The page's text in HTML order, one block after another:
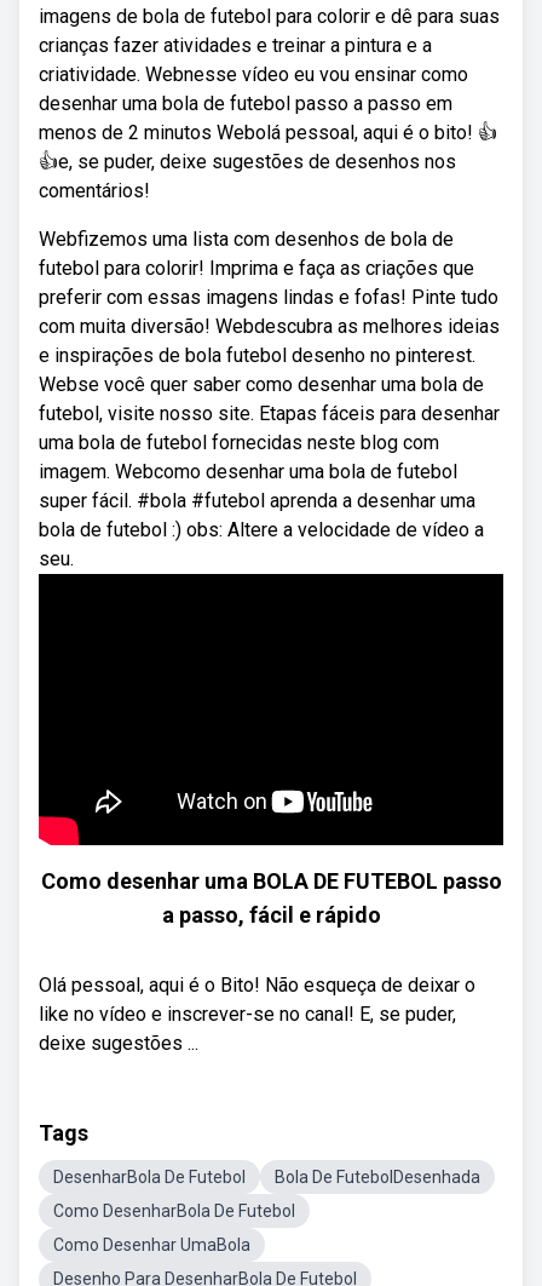
imagens de bola de futebol para colorir e dê para suas
crianças fazer atividades e treinar a pintura e a
criatividade. Webnesse vídeo eu vou ensinar como
desenhar uma bola de futebol passo a passo em
menos de 2 minutos Webolá pessoal, aqui é o bito! 👍
👍e, se puder, deixe sugestões de desenhos nos
comentários!
Webfizemos uma lista com desenhos de bola de
futebol para colorir! Imprima e faça as criações que
preferir com essas imagens lindas e fofas! Pinte tudo
com muita diversão! Webdescubra as melhores ideias
e inspirações de bola futebol desenho no pinterest.
Webse você quer saber como desenhar uma bola de
futebol, visite nosso site. Etapas fáceis para desenhar
uma bola de futebol fornecidas neste blog com
imagem. Webcomo desenhar uma bola de futebol
super fácil. #bola #futebol aprenda a desenhar uma
bola de futebol :) obs: Altere a velocidade de vídeo a
seu.
Como desenhar uma BOLA DE FUTEBOL passo
a passo, fácil e rápido
Olá pessoal, aqui é o Bito! Não esqueça de deixar o
like no vídeo e inscrever-se no canal! E, se puder,
deixe sugestões ...
Tags
DesenharBola De Futebol
Bola De FutebolDesenhada
Como DesenharBola De Futebol
Como Desenhar UmaBola
Desenho Para DesenharBola De Futebol